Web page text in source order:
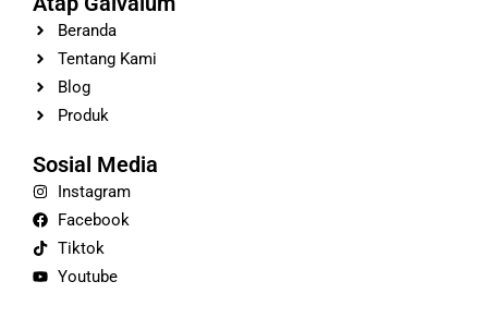
Beranda
Tentang Kami
Blog
Produk
Sosial Media
Instagram
Facebook
Tiktok
Youtube